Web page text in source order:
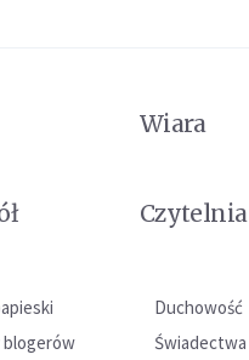
Wiara
Czytelnia
Duchowość
blogerów
Świadectwa